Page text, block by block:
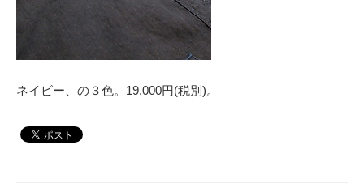
ネイビー、の３色。19,000円(税別)。